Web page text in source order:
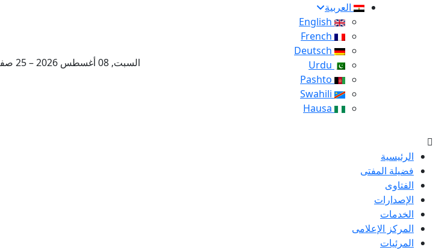
العربية
السبت, 08 أغسطس 2026 – 25 صفر 1448 هـ
الرئيسية
فضيلة المفتى
الفتاوى
الإصدارات
الخدمات
المركز الإعلامى
المرئيات